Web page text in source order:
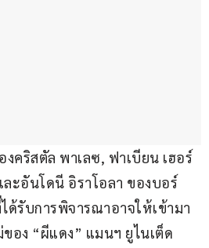
งคริสตัล พาเลซ, ฟาเบียน เฮอร์
ะอันโดนี อิราโอลา ของบอร์
รับการพิจารณาอาจให้เข้ามา
อง “ผีแดง” แมนฯ ยูไนเต็ด